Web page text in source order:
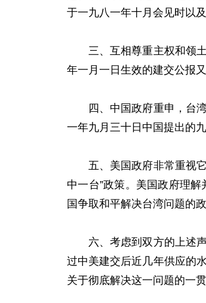
于一九八一年十月会见时以
三、互相尊重主权和领土
年一月一日生效的建交公报
四、中国政府重申，台湾
一年九月三十日中国提出的
五、美国政府非常重视它
中一台”政策。美国政府理
国争取和平解决台湾问题的
六、考虑到双方的上述声
过中美建交后近几年供应的
关于彻底解决这一问题的一贯